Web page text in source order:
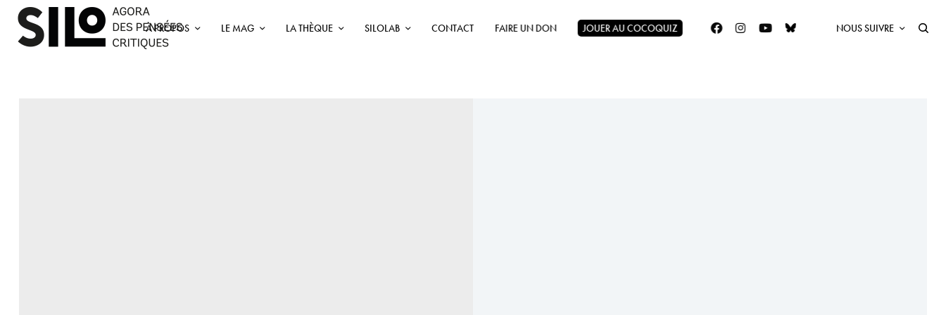
À PROPOS LE MAG LA THÈQUE SILOLAB CONTACT FAIRE UN DON JOUER AU COCOQUIZ NOUS SUIVRE